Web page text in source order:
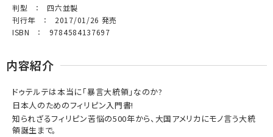
判型 ： 四六並製
刊行年 ： 2017/01/26 発売
ISBN ： 9784584137697
内容紹介
ドゥテルテは本当に「暴言大統領」なのか?
日本人のためのフィリピン入門書!
知られざるフィリピン苦悩の500年から、大国アメリカにモノ言う大統
領誕生まで。